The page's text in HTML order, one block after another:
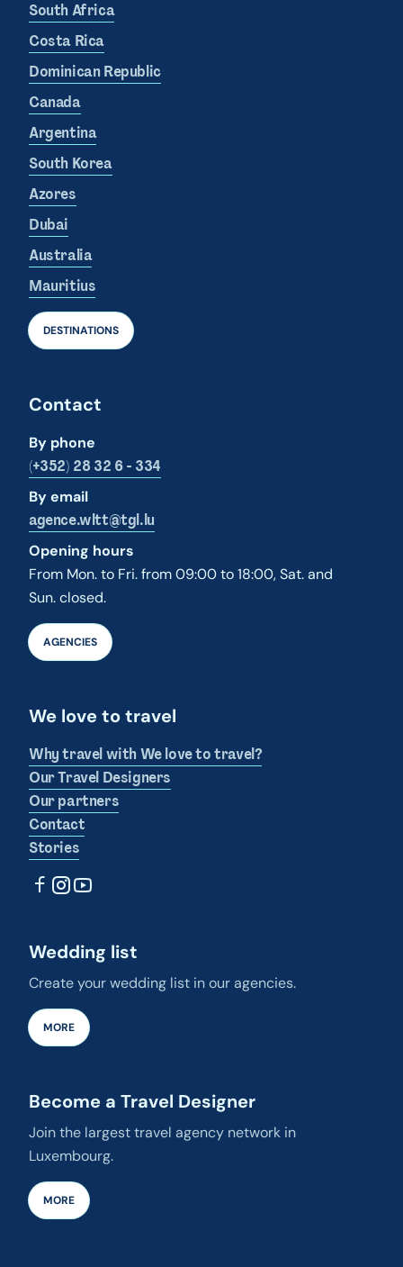
South Africa
Costa Rica
Dominican Republic
Canada
Argentina
South Korea
Azores
Dubai
Australia
Mauritius
DESTINATIONS
Contact
By phone
(+352) 28 32 6 - 334
By email
agence.wltt@tgl.lu
Opening hours
From Mon. to Fri. from 09:00 to 18:00, Sat. and
Sun. closed.
AGENCIES
We love to travel
Why travel with We love to travel?
Our Travel Designers
Our partners
Contact
Stories
Wedding list
Create your wedding list in our agencies.
MORE
Become a Travel Designer
Join the largest travel agency network in
Luxembourg.
MORE